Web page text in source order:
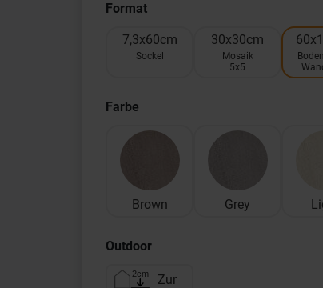
Format
7,3x60cm
Sockel
30x30cm
Mosaik
5x5
Farbe
Brown Grey
Outdoor
Zur